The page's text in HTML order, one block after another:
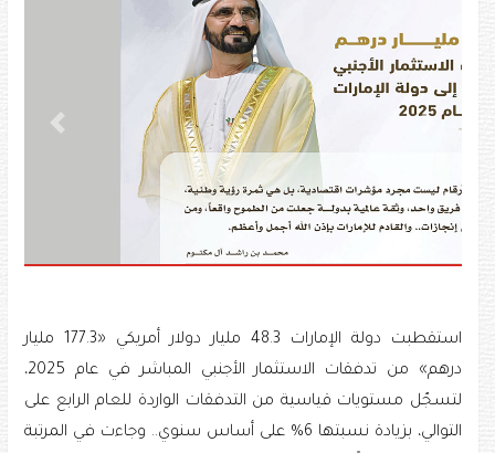
Next
استقطبت دولة الإمارات 48.3 مليار دولار أمريكي «177.3 مليار
درهم» من تدفقات الاستثمار الأجنبي المباشر في عام 2025،
لتسجّل مستويات قياسية من التدفقات الواردة للعام الرابع على
التوالي، بزيادة نسبتها 6% على أساس سنوي.. وجاءت في المرتبة